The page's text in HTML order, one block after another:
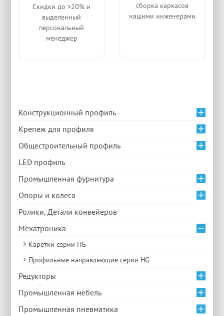
Скидки до >20% и
выделенный
персональный
менеджер
сборка каркасов
нашими инженерами
Конструкционный профиль
Крепеж для профиля
Общестроительный профиль
LED профиль
Промышленная фурнитура
Опоры и колеса
Ролики, Детали конвейеров
Мехатроника
Каретки серии HG
Профильные направляющие серии HG
Редукторы
Промышленная мебель
Промышленная пневматика